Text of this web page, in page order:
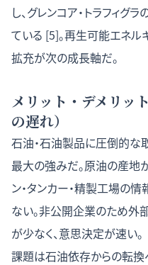
し、グレンコア・トラフィ
ている [5]。再生可能エネル
拡充が次の成長軸だ。
メリット・デメリッ
の遅れ）
石油・石油製品に圧倒的な
最大の強みだ。原油の産地
ン・タンカー・精製工場の
ない。非公開企業のため外
が少なく、意思決定が速い。
課題は石油依存からの転換